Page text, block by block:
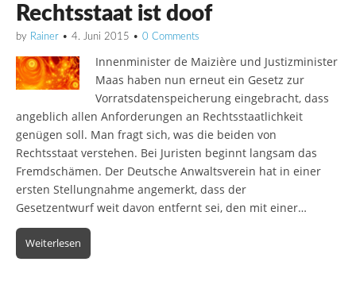
Rechtsstaat ist doof
by Rainer • 4. Juni 2015 • 0 Comments
Innenminister de Maizière und Justizminister
Maas haben nun erneut ein Gesetz zur
Vorratsdatenspeicherung eingebracht, dass
angeblich allen Anforderungen an Rechtsstaatlichkeit
genügen soll. Man fragt sich, was die beiden von
Rechtsstaat verstehen. Bei Juristen beginnt langsam das
Fremdschämen. Der Deutsche Anwaltsverein hat in einer
ersten Stellungnahme angemerkt, dass der
Gesetzentwurf weit davon entfernt sei, den mit einer…
Weiterlesen